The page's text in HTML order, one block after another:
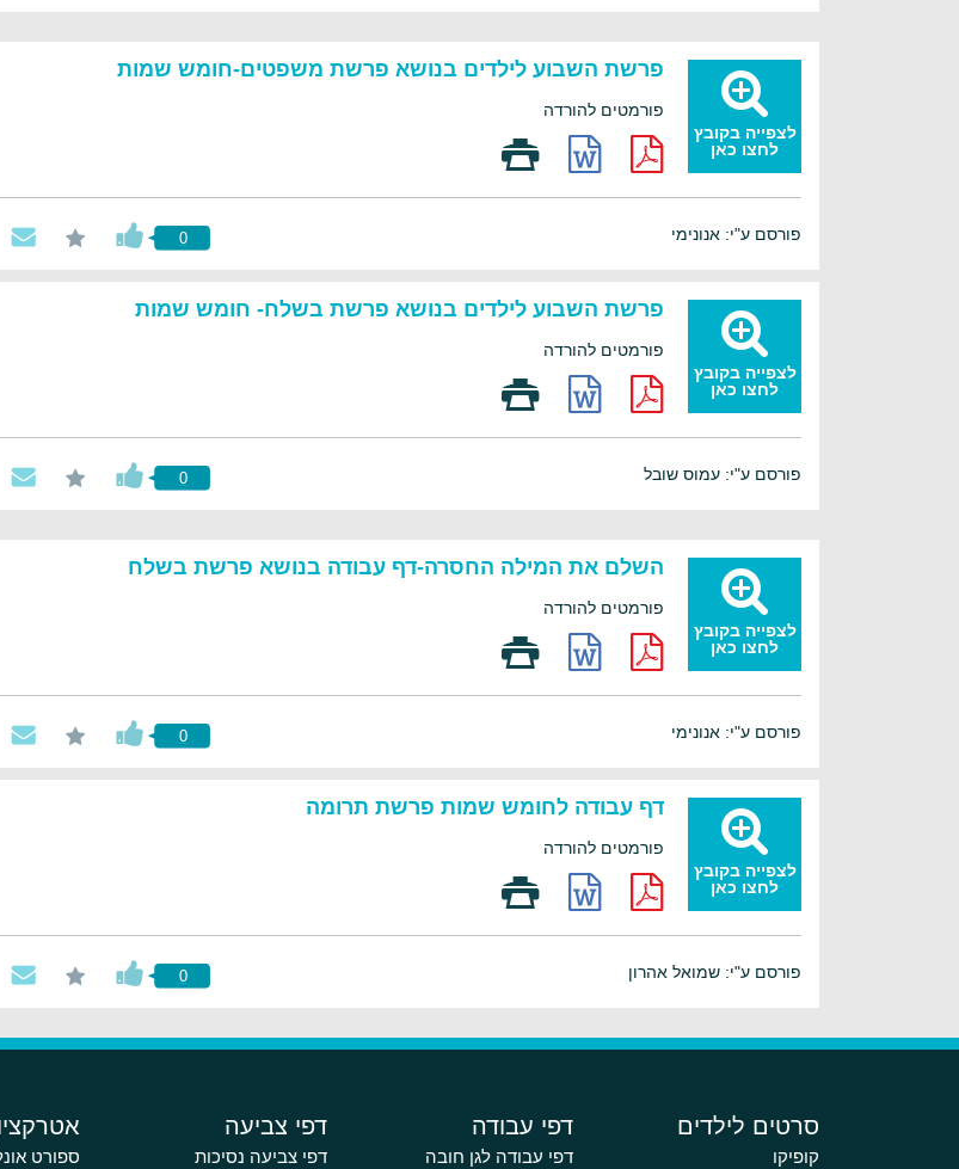
לצפייה בקובץ
לחצו כאן
פרשת השבוע לילדים בנושא פרשת משפטים-חומש שמות
פורמטים להורדה
פורסם ע"י: אנונימי 0
לצפייה בקובץ
לחצו כאן
פרשת השבוע לילדים בנושא פרשת בשלח- חומש שמות
פורמטים להורדה
פורסם ע"י: עמוס שובל 0
לצפייה בקובץ
לחצו כאן
השלם את המילה החסרה-דף עבודה בנושא פרשת בשלח
פורמטים להורדה
פורסם ע"י: אנונימי 0
לצפייה בקובץ
לחצו כאן
דף עבודה לחומש שמות פרשת תרומה
פורמטים להורדה
פורסם ע"י: שמואל אהרון 0
סרטים לילדים
קופיקו
דפי עבודה
דפי עבודה לגן חובה
דפי צביעה
דפי צביעה נסיכות ספורט